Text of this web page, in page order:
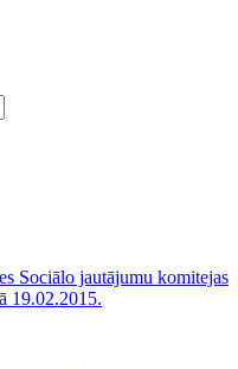
Sociālo jautājumu komitejas
19.02.2015.